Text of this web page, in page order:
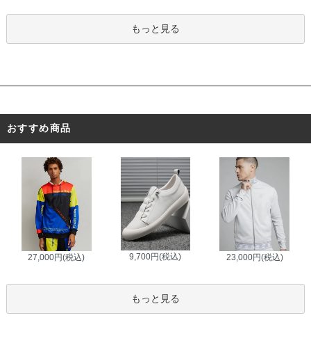
もっと見る
おすすめ商品
27,000円(税込) 9,700円(税込) 23,000円(税込)
もっと見る